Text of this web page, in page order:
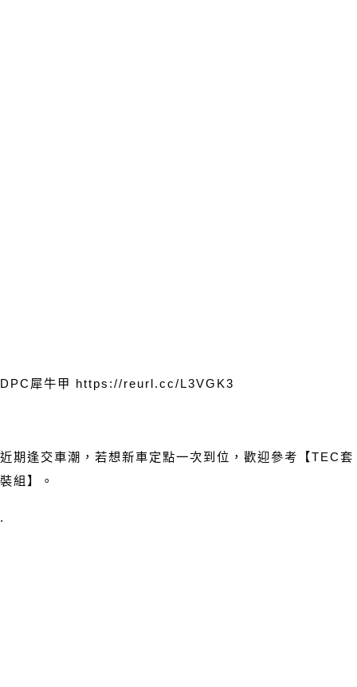
DPC 犀牛甲 https://reurl.cc/L3VGK3
近期逢交車潮，若想新車定點一次到位，歡迎參考【TEC套
裝組】。
.